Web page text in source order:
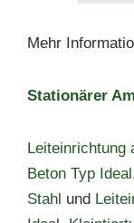
Mehr
Stationärer
Leiteinrichtung
Beton Typ Ideal
Stahl und